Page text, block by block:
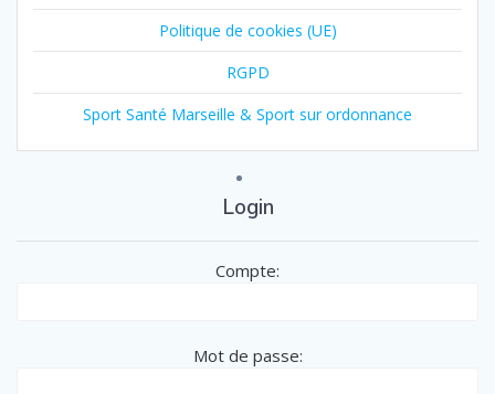
Politique de cookies (UE)
RGPD
Sport Santé Marseille & Sport sur ordonnance
Login
Compte:
Mot de passe: